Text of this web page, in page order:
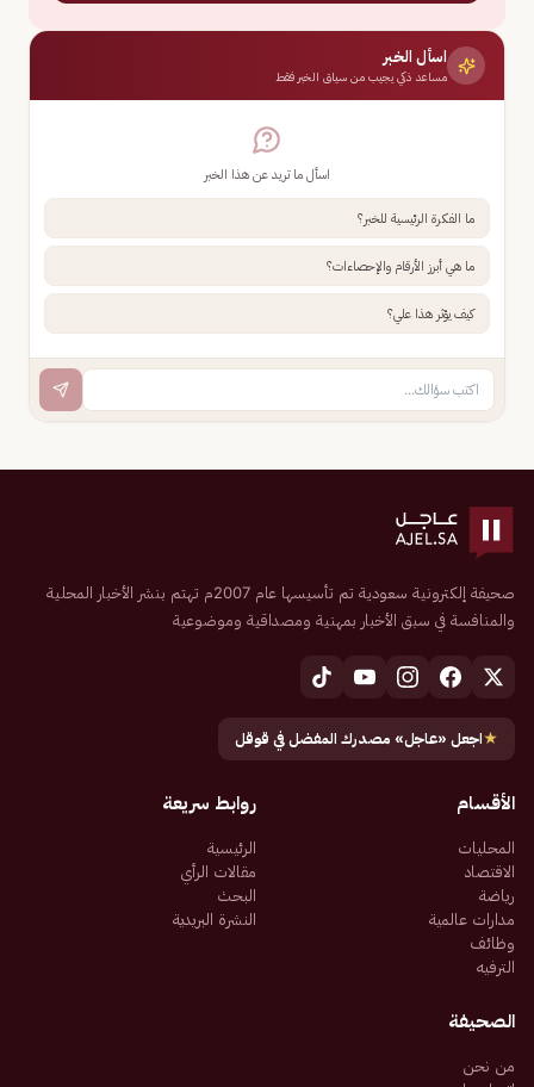
اسأل الخبر
مساعد ذكي يجيب من سياق الخبر فقط
اسأل ما تريد عن هذا الخبر
ما الفكرة الرئيسية للخبر؟
ما هي أبرز الأرقام والإحصاءات؟
كيف يؤثر هذا علي؟
صحيفة إلكترونية سعودية تم تأسيسها عام 2007م تهتم بنشر الأخبار المحلية
والمنافسة في سبق الأخبار بمهنية ومصداقية وموضوعية
★اجعل «عاجل» مصدرك المفضل في قوقل
الأقسام
المحليات
الاقتصاد
رياضة
مدارات عالمية
وظائف
الترفيه
روابط سريعة
الرئيسية
مقالات الرأي
البحث
النشرة البريدية
الصحيفة
من نحن